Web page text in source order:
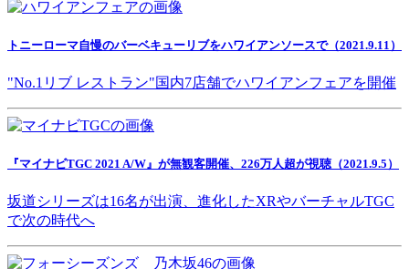
トニーローマ自慢のバーベキューリブをハワイアンソースで（2021.9.11）
"No.1リブ レストラン"国内7店舗でハワイアンフェアを開催
『マイナビTGC 2021 A/W』が無観客開催、226万人超が視聴（2021.9.5）
坂道シリーズは16名が出演、進化したXRやバーチャルTGC
で次の時代へ